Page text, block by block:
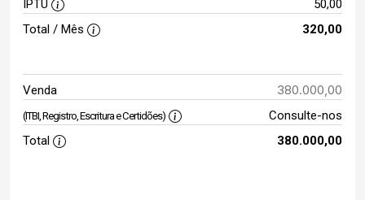
IPTU
50,00
Total / Mês
320,00
Venda 380.000,00
(ITBI, Registro, Escritura e Certidões)
Consulte-nos
Total
380.000,00